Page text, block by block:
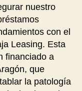
nuestro
con el
Leasing. Esta
financiado a
que
la patologí­a